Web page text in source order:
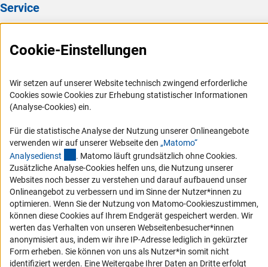
Service
FAQ
Logo und Corporate Design
RSS-Feeds
Vergabeverfahren
Barrierefreiheit
Service und Informationen für Menschen mit Behinderungen
Erklärung zur Barrierefreiheit
Barriere melden
DFG-aktuell
Cookie-Einstellungen
Wir setzen auf unserer Website technisch zwingend erforderliche
Cookies sowie Cookies zur Erhebung statistischer Informationen
(Analyse-Cookies) ein.
Für die statistische Analyse der Nutzung unserer Onlineangebote
verwenden wir auf unserer Webseite den „Matomo“
Analysedienst (externer Link)
. Matomo läuft grundsätzlich ohne Cookies.
Zusätzliche Analyse-Cookies helfen uns, die Nutzung unserer
Websites noch besser zu verstehen und darauf aufbauend unser
Onlineangebot zu verbessern und im Sinne der Nutzer*innen zu
optimieren. Wenn Sie der Nutzung von Matomo-Cookieszustimmen,
können diese Cookies auf Ihrem Endgerät gespeichert werden. Wir
werten das Verhalten von unseren Webseitenbesucher*innen
anonymisiert aus, indem wir ihre IP-Adresse lediglich in gekürzter
Form erheben. Sie können von uns als Nutzer*in somit nicht
identifiziert werden. Eine Weitergabe Ihrer Daten an Dritte erfolgt